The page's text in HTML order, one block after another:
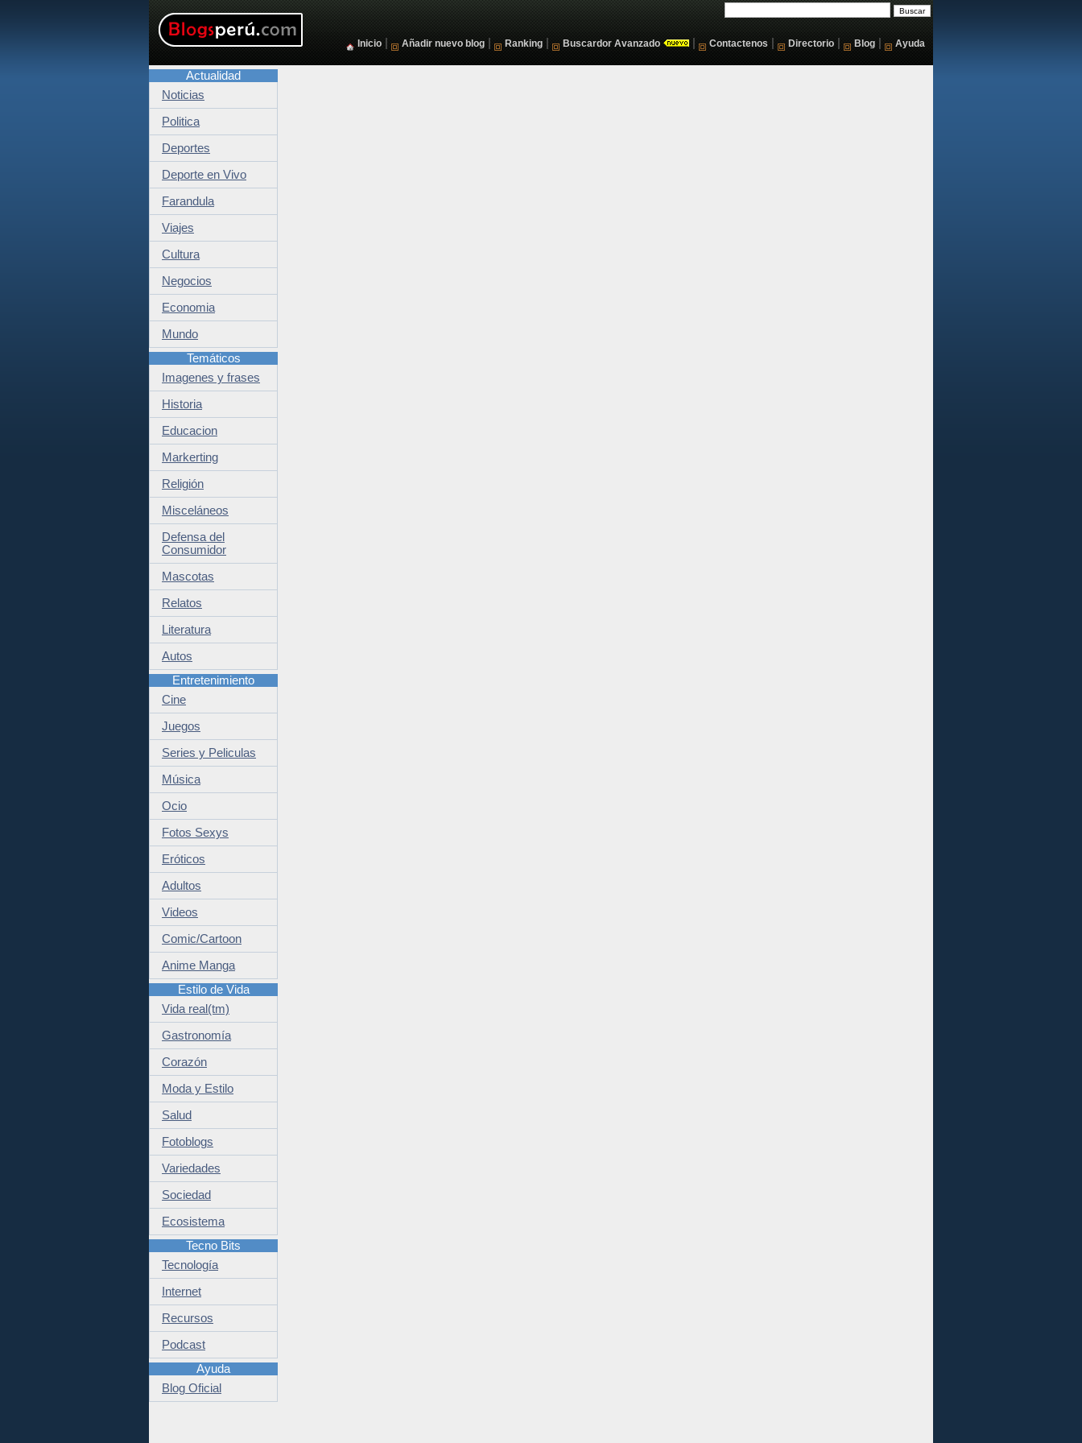
Inicio Añadir nuevo blog Ranking Buscardor Avanzado Contactenos Directorio Blog Ayuda
Actualidad
Noticias
Politica
Deportes
Deporte en Vivo
Farandula
Viajes
Cultura
Negocios
Economia
Mundo
Temáticos
Imagenes y frases
Historia
Educacion
Markerting
Religión
Misceláneos
Defensa del
Consumidor
Mascotas
Relatos
Literatura
Autos
Entretenimiento
Cine
Juegos
Series y Peliculas
Música
Ocio
Fotos Sexys
Eróticos
Adultos
Videos
Comic/Cartoon
Anime Manga
Estilo de Vida
Vida real(tm)
Gastronomía
Corazón
Moda y Estilo
Salud
Fotoblogs
Variedades
Sociedad
Ecosistema
Tecno Bits
Tecnología
Internet
Recursos
Podcast
Ayuda
Blog Oficial